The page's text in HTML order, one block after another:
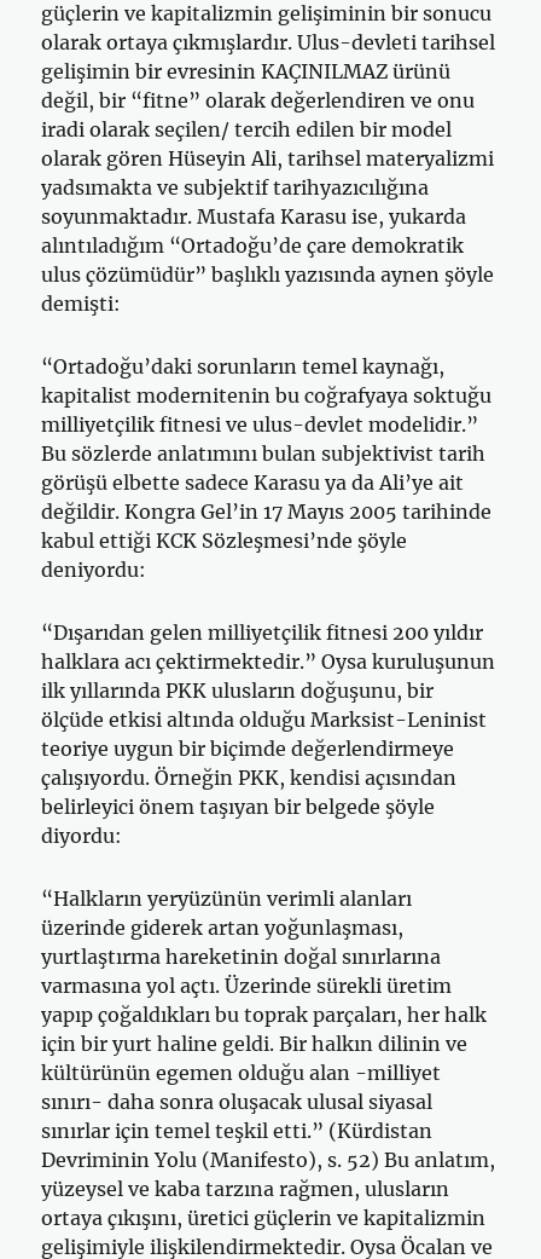
güçlerin ve kapitalizmin gelişiminin bir sonucu
olarak ortaya çıkmışlardır. Ulus-devleti tarihsel
gelişimin bir evresinin KAÇINILMAZ ürünü
değil, bir “fitne” olarak değerlendiren ve onu
iradi olarak seçilen/ tercih edilen bir model
olarak gören Hüseyin Ali, tarihsel materyalizmi
yadsımakta ve subjektif tarihyazıcılığına
soyunmaktadır. Mustafa Karasu ise, yukarda
alıntıladığım “Ortadoğu’de çare demokratik
ulus çözümüdür” başlıklı yazısında aynen şöyle
demişti:
“Ortadoğu’daki sorunların temel kaynağı,
kapitalist modernitenin bu coğrafyaya soktuğu
milliyetçilik fitnesi ve ulus-devlet modelidir.”
Bu sözlerde anlatımını bulan subjektivist tarih
görüşü elbette sadece Karasu ya da Ali’ye ait
değildir. Kongra Gel’in 17 Mayıs 2005 tarihinde
kabul ettiği KCK Sözleşmesi’nde şöyle
deniyordu:
“Dışarıdan gelen milliyetçilik fitnesi 200 yıldır
halklara acı çektirmektedir.” Oysa kuruluşunun
ilk yıllarında PKK ulusların doğuşunu, bir
ölçüde etkisi altında olduğu Marksist-Leninist
teoriye uygun bir biçimde değerlendirmeye
çalışıyordu. Örneğin PKK, kendisi açısından
belirleyici önem taşıyan bir belgede şöyle
diyordu:
“Halkların yeryüzünün verimli alanları
üzerinde giderek artan yoğunlaşması,
yurtlaştırma hareketinin doğal sınırlarına
varmasına yol açtı. Üzerinde sürekli üretim
yapıp çoğaldıkları bu toprak parçaları, her halk
için bir yurt haline geldi. Bir halkın dilinin ve
kültürünün egemen olduğu alan -milliyet
sınırı- daha sonra oluşacak ulusal siyasal
sınırlar için temel teşkil etti.” (Kürdistan
Devriminin Yolu (Manifesto), s. 52) Bu anlatım,
yüzeysel ve kaba tarzına rağmen, ulusların
ortaya çıkışını, üretici güçlerin ve kapitalizmin
gelişimiyle ilişkilendirmektedir. Oysa Öcalan ve